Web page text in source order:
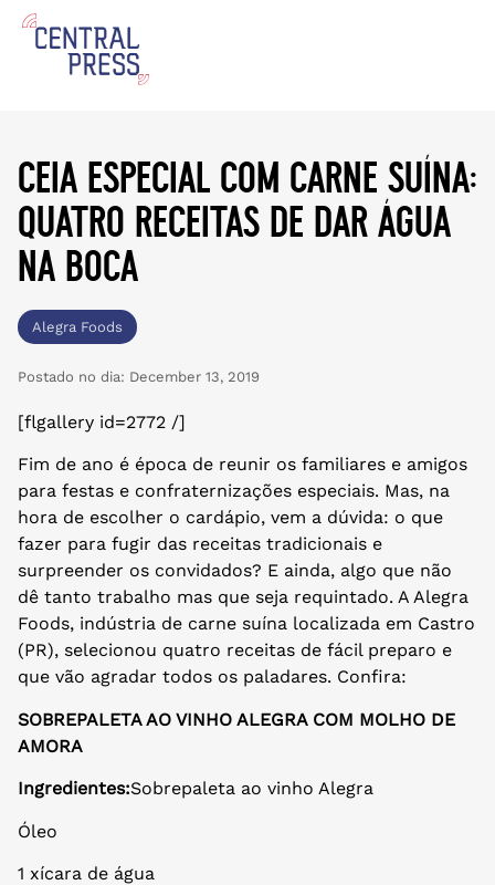
ceia especial com carne suína:
quatro receitas de dar água
na boca
Alegra Foods
Postado no dia: December 13, 2019
[flgallery id=2772 /]
Fim de ano é época de reunir os familiares e amigos
para festas e confraternizações especiais. Mas, na
hora de escolher o cardápio, vem a dúvida: o que
fazer para fugir das receitas tradicionais e
surpreender os convidados? E ainda, algo que não
dê tanto trabalho mas que seja requintado. A Alegra
Foods, indústria de carne suína localizada em Castro
(PR), selecionou quatro receitas de fácil preparo e
que vão agradar todos os paladares. Confira:
SOBREPALETA AO VINHO ALEGRA COM MOLHO DE
AMORA
Ingredientes:Sobrepaleta ao vinho Alegra
Óleo
1 xícara de água